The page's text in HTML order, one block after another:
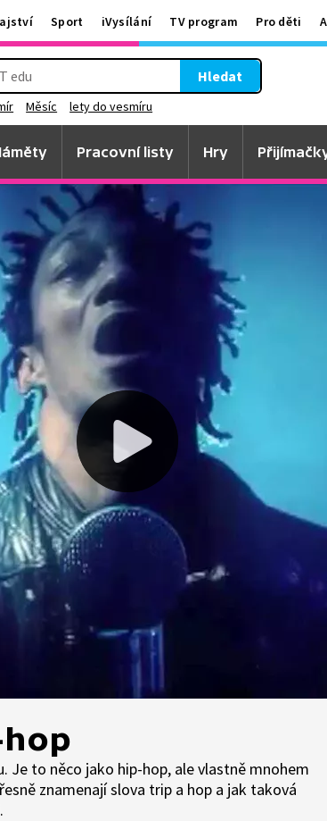
Sport iVysílání TV program Pro děti
Hledat
Měsíc lety do vesmíru
Pracovní listy Hry
Je to něco jako hip-hop, ale vlastně mnohem
znamenají slova trip a hop a jak taková